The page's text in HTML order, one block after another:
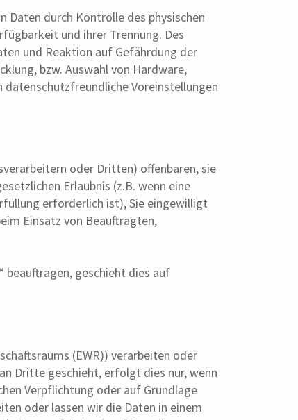
Daten durch Kontrolle des physischen
und ihrer Trennung. Des
und Reaktion auf Gefährdung der
bzw. Auswahl von Hardware,
Voreinstellungen
oder Dritten) offenbaren, sie
Erlaubnis (z.B. wenn eine
erforderlich ist), Sie eingewilligt
Einsatz von Beauftragten,
beauftragen, geschieht dies auf
(EWR)) verarbeiten oder
Dritte geschieht, erfolgt dies nur, wenn
Verpflichtung oder auf Grundlage
oder lassen wir die Daten in einem